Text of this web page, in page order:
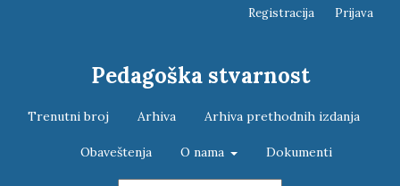
Pedagoška stvarnost
Trenutni broj Arhiva Arhiva prethodnih izdanja
Obaveštenja O nama Dokumenti
Registracija Prijava